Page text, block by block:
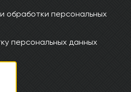
обработки персональных
персональных данных